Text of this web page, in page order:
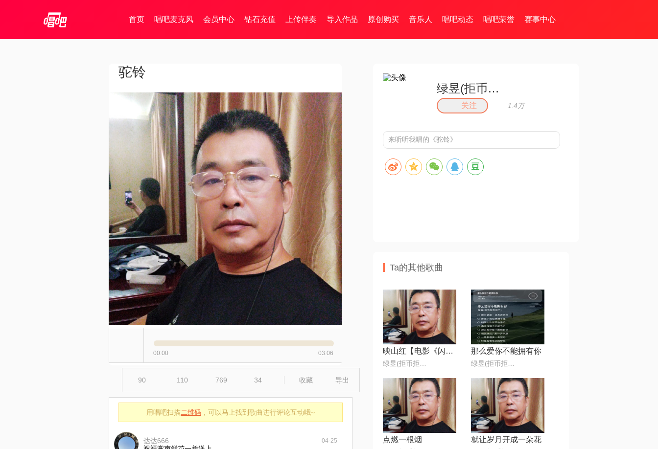
首页 唱吧麦克风 会员中心 钻石充值 上传伴奏 导入作品 原创购买 音乐人 唱吧动态 唱吧荣誉 赛事中心
驼铃
00:00 03:06
90 110 769 34 收藏 导出
用唱吧扫描二维码 ，可以马上找到歌曲进行评论互动哦~
达达666 04-25
绿昱(拒币拒币拒币)
关注 1.4万
来听听我唱的《驼铃》
Ta的其他歌曲
映山红【电影《闪闪的红星》插曲】 那么爱你不能拥有你
点燃一根烟 就让岁月开成一朵花